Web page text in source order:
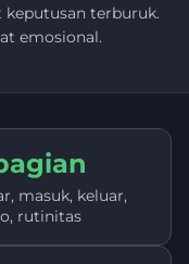
keputusan terburuk.
emosional.
masuk, keluar,
rutinitas